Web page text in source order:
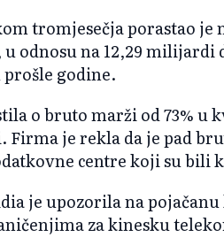
tromjesečja porastao je
odnosu na 12,29
godine.
o bruto marži od 73% u
Firma je rekla da je pad
centre koji su
je upozorila na
za kinesku